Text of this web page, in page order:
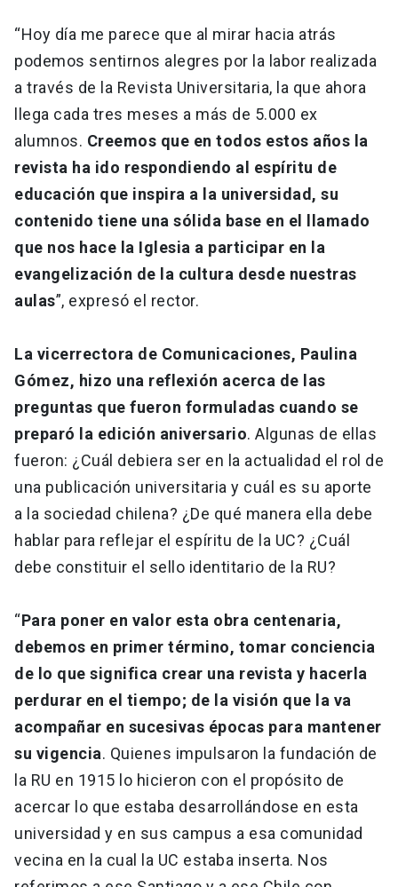
“Hoy día me parece que al mirar hacia atrás
podemos sentirnos alegres por la labor realizada
a través de la Revista Universitaria, la que ahora
llega cada tres meses a más de 5.000 ex
alumnos. Creemos que en todos estos años la
revista ha ido respondiendo al espíritu de
educación que inspira a la universidad, su
contenido tiene una sólida base en el llamado
que nos hace la Iglesia a participar en la
evangelización de la cultura desde nuestras
aulas”, expresó el rector.
La vicerrectora de Comunicaciones, Paulina
Gómez, hizo una reflexión acerca de las
preguntas que fueron formuladas cuando se
preparó la edición aniversario. Algunas de ellas
fueron: ¿Cuál debiera ser en la actualidad el rol de
una publicación universitaria y cuál es su aporte
a la sociedad chilena? ¿De qué manera ella debe
hablar para reflejar el espíritu de la UC? ¿Cuál
debe constituir el sello identitario de la RU?
“Para poner en valor esta obra centenaria,
debemos en primer término, tomar conciencia
de lo que significa crear una revista y hacerla
perdurar en el tiempo; de la visión que la va
acompañar en sucesivas épocas para mantener
su vigencia. Quienes impulsaron la fundación de
la RU en 1915 lo hicieron con el propósito de
acercar lo que estaba desarrollándose en esta
universidad y en sus campus a esa comunidad
vecina en la cual la UC estaba inserta. Nos